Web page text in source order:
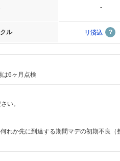
-
ル リ済込
6ヶ月点検
い。
れか先に到達する期間マデの初期不良（